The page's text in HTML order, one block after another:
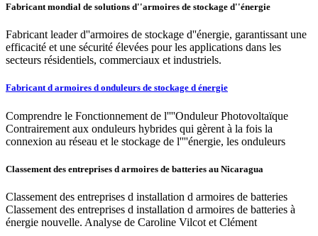
Fabricant mondial de solutions d''armoires de stockage d''énergie
Fabricant leader d''armoires de stockage d''énergie, garantissant une
efficacité et une sécurité élevées pour les applications dans les
secteurs résidentiels, commerciaux et industriels.
Fabricant d armoires d onduleurs de stockage d énergie
Comprendre le Fonctionnement de l''''Onduleur Photovoltaïque
Contrairement aux onduleurs hybrides qui gèrent à la fois la
connexion au réseau et le stockage de l''''énergie, les onduleurs
Classement des entreprises d armoires de batteries au Nicaragua
Classement des entreprises d installation d armoires de batteries
Classement des entreprises d installation d armoires de batteries à
énergie nouvelle. Analyse de Caroline Vilcot et Clément